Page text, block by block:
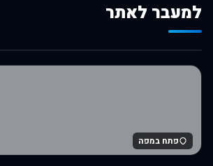
למעבר לאתר
לרכישה באלי אקספרס
פתח במפה